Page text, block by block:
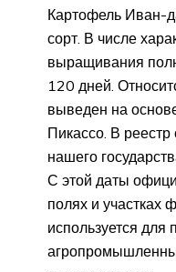
Картофель Иван-
сорт. В числе
выращивания
120 дней.
выведен на
Пикассо. В
нашего
С этой даты
полях и участках
используется для